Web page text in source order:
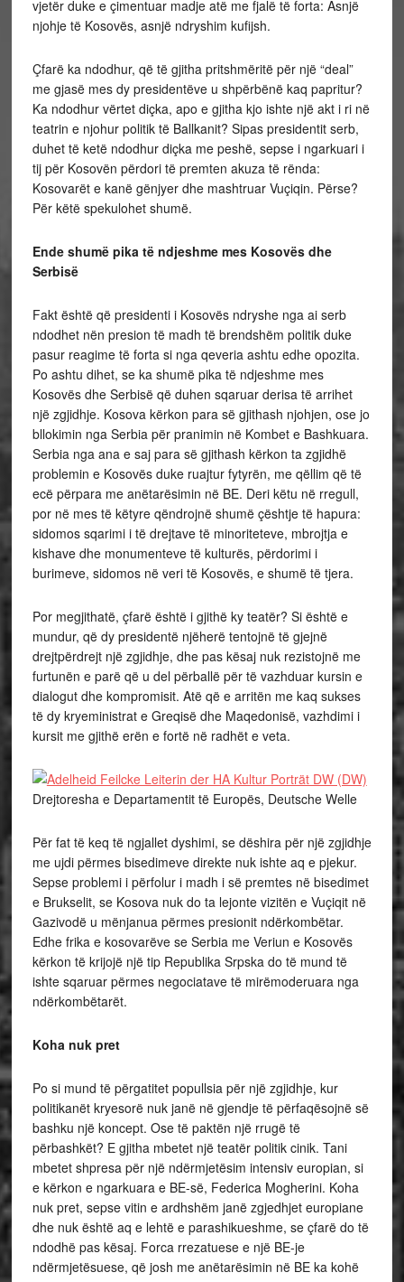
vjetër duke e çimentuar madje atë me fjalë të forta: Asnjë
njohje të Kosovës, asnjë ndryshim kufijsh.
Çfarë ka ndodhur, që të gjitha pritshmëritë për një “deal”
me gjasë mes dy presidentëve u shpërbënë kaq papritur?
Ka ndodhur vërtet diçka, apo e gjitha kjo ishte një akt i ri në
teatrin e njohur politik të Ballkanit? Sipas presidentit serb,
duhet të ketë ndodhur diçka me peshë, sepse i ngarkuari i
tij për Kosovën përdori të premten akuza të rënda:
Kosovarët e kanë gënjyer dhe mashtruar Vuçiqin. Përse?
Për këtë spekulohet shumë.
Ende shumë pika të ndjeshme mes Kosovës dhe
Serbisë
Fakt është që presidenti i Kosovës ndryshe nga ai serb
ndodhet nën presion të madh të brendshëm politik duke
pasur reagime të forta si nga qeveria ashtu edhe opozita.
Po ashtu dihet, se ka shumë pika të ndjeshme mes
Kosovës dhe Serbisë që duhen sqaruar derisa të arrihet
një zgjidhje. Kosova kërkon para së gjithash njohjen, ose jo
bllokimin nga Serbia për pranimin në Kombet e Bashkuara.
Serbia nga ana e saj para së gjithash kërkon ta zgjidhë
problemin e Kosovës duke ruajtur fytyrën, me qëllim që të
ecë përpara me anëtarësimin në BE. Deri këtu në rregull,
por në mes të këtyre qëndrojnë shumë çështje të hapura:
sidomos sqarimi i të drejtave të minoriteteve, mbrojtja e
kishave dhe monumenteve të kulturës, përdorimi i
burimeve, sidomos në veri të Kosovës, e shumë të tjera.
Por megjithatë, çfarë është i gjithë ky teatër? Si është e
mundur, që dy presidentë njëherë tentojnë të gjejnë
drejtpërdrejt një zgjidhje, dhe pas kësaj nuk rezistojnë me
furtunën e parë që u del përballë për të vazhduar kursin e
dialogut dhe kompromisit. Atë që e arritën me kaq sukses
të dy kryeministrat e Greqisë dhe Maqedonisë, vazhdimi i
kursit me gjithë erën e fortë në radhët e veta.
Drejtoresha e Departamentit të Europës, Deutsche Welle
Për fat të keq të ngjallet dyshimi, se dëshira për një zgjidhje
me ujdi përmes bisedimeve direkte nuk ishte aq e pjekur.
Sepse problemi i përfolur i madh i së premtes në bisedimet
e Brukselit, se Kosova nuk do ta lejonte vizitën e Vuçiqit në
Gazivodë u mënjanua përmes presionit ndërkombëtar.
Edhe frika e kosovarëve se Serbia me Veriun e Kosovës
kërkon të krijojë një tip Republika Srpska do të mund të
ishte sqaruar përmes negociatave të mirëmoderuara nga
ndërkombëtarët.
Koha nuk pret
Po si mund të përgatitet popullsia për një zgjidhje, kur
politikanët kryesorë nuk janë në gjendje të përfaqësojnë së
bashku një koncept. Ose të paktën një rrugë të
përbashkët? E gjitha mbetet një teatër politik cinik. Tani
mbetet shpresa për një ndërmjetësim intensiv europian, si
e kërkon e ngarkuara e BE-së, Federica Mogherini. Koha
nuk pret, sepse vitin e ardhshëm janë zgjedhjet europiane
dhe nuk është aq e lehtë e parashikueshme, se çfarë do të
ndodhë pas kësaj. Forca rrezatuese e një BE-je
ndërmjetësuese, që josh me anëtarësimin në BE ka kohë